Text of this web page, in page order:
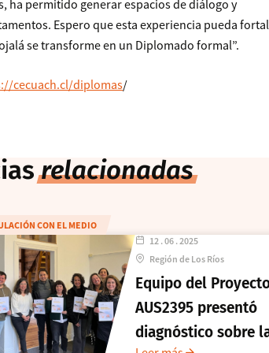
ha permitido generar espacios de diálogo y
Espero que esta experiencia pueda
se transforme en un Diplomado formal”.
cecuach.cl/diplomas/
relacionadas
CON EL MEDIO
12 . 06 . 2025
Región de Los Ríos
Equipo del
AUS2395 presentó
diagnóstico sobre